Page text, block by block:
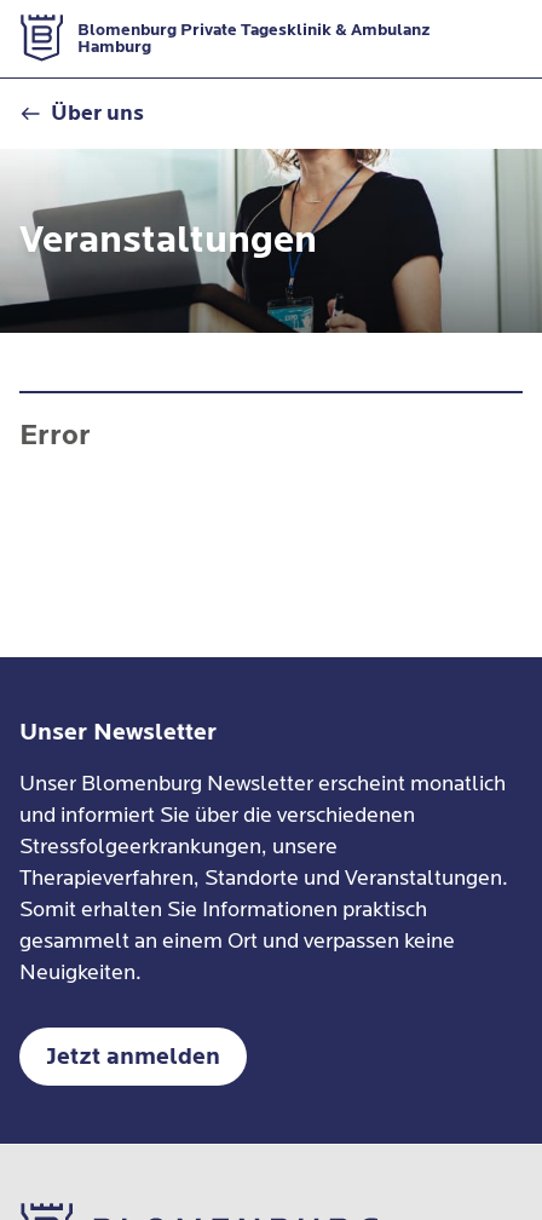
Zur Startseite
Blomenburg Private Tagesklinik & Ambulanz
Hamburg
Über uns
Veranstaltungen
Error
Unser Newsletter
Unser Blomenburg Newsletter erscheint monatlich
und informiert Sie über die verschiedenen
Stressfolgeerkrankungen, unsere
Therapieverfahren, Standorte und Veranstaltungen.
Somit erhalten Sie Informationen praktisch
gesammelt an einem Ort und verpassen keine
Neuigkeiten.
Jetzt anmelden